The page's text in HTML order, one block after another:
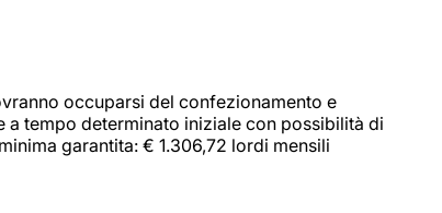
occuparsi del confezionamento e
tempo determinato iniziale con possibilità di
garantita: € 1.306,72 lordi mensili